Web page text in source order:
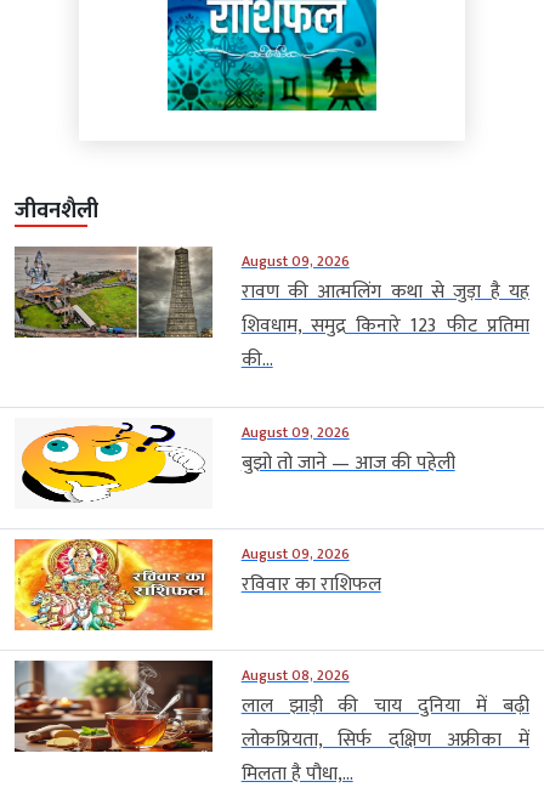
जीवनशैली
August 09, 2026
रावण की आत्मलिंग कथा से जुड़ा है यह
शिवधाम, समुद्र किनारे 123 फीट प्रतिमा
की...
August 09, 2026
बुझो तो जाने — आज की पहेली
August 09, 2026
रविवार का राशिफल
August 08, 2026
लाल झाड़ी की चाय दुनिया में बढ़ी
लोकप्रियता, सिर्फ दक्षिण अफ्रीका में
मिलता है पौधा,...